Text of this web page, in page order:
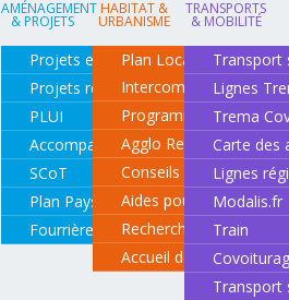
AMÉNAGEMENT
& PROJETS
Projets en cours
Projets réalisés
PLUI
Accompagnement de projets
SCoT
Plan Paysage
Fourrière animale
HABITAT &
URBANISME
Plan Local d'Urbanisme
Intercommunal
Programme local de
Agglo Renov
Conseils pour rénover
Aides pour rénover
Recherche d'un
Accueil des gens du
TRANSPORTS
& MOBILITÉ
Transport
Lignes
Trema
Carte des
Lignes
Modalis.fr
Train
Transport